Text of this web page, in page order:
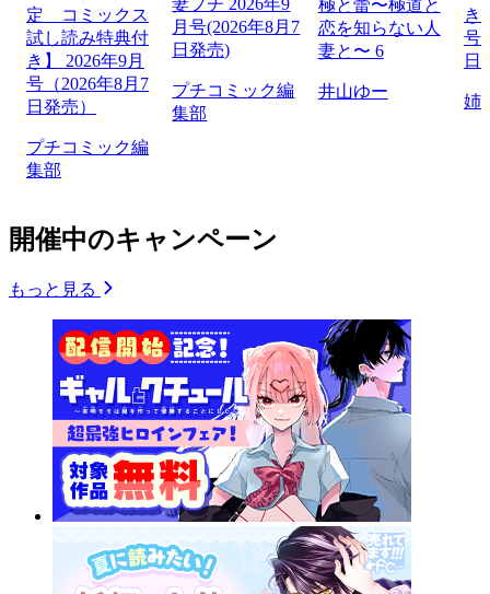
定 コミックス
試し読み特典付
き】 2026年9月
号（2026年8月7
日発売）
プチコミック編
集部
月号(2026年8月7
日発売)
プチコミック編
集部
極と蕾〜極道と
恋を知らない人
妻と〜 6
井山ゆー
き
号
日
姉
開催中のキャンペーン
もっと見る